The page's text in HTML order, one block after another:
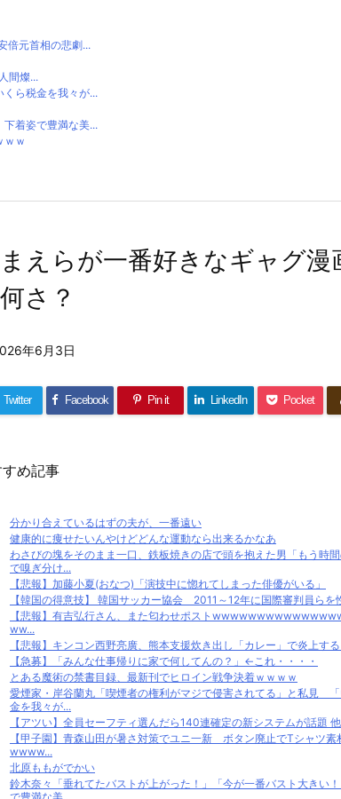
倍元首相の悲劇...
間燦...
ら税金を我々が...
着姿で豊満な美...
ｗｗ
えらが一番好きなギャグ漫
さ？
年6月3日
Twitter Facebook Pin it LinkedIn Pocket
め記事
分かり合えているはずの夫が、一番遠い
健康的に痩せたいんやけどどんな運動なら出来るかなあ
わさびの塊をそのまま一口、鉄板焼きの店で頭を抱えた男「もう時間
で嗅ぎ分け...
【悲報】加藤小夏(おなつ)「演技中に惚れてしまった俳優がいる」
【韓国の得意技】 韓国サッカー協会 2011～12年に国際審判員らを
【悲報】有吉弘行さん、また匂わせポスト
ww...
【悲報】キンコン西野亮廣、熊本支援炊き出し「カレー」で炎上す
【急募】「みんな仕事帰りに家で何してんの？」←これ・・・・
とある魔術の禁書目録、最新刊でヒロイン戦争決着ｗｗｗｗ
愛煙家・岸谷蘭丸「喫煙者の権利がマジで侵害されてる」と私見
金を我々が...
【アツい】全員セーフティ選んだら140連確定の新システムが話題 他
【甲子園】青森山田が暑さ対策でユニ一新 ボタン廃止でTシャツ
wwww...
北原ももがでかい
鈴木奈々「垂れてたバストが上がった！」「今が一番バスト大きい